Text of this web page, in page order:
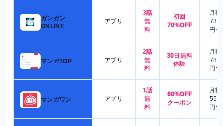
ガンガン
ONLINE
アプリ
3話
無
料
初回
70%OFF
月額
730
円〜
マンガTOP アプリ
2話
無
料
30日無料
体験
月額
780
円〜
マンガワン アプリ
1話
無
料
60%OFF
クーポン
月額
550
円〜